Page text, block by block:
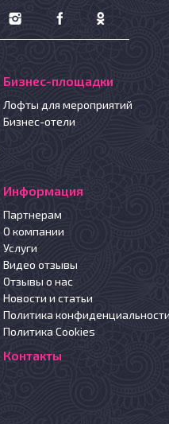
Бизнес-площадки
Лофты для мероприятий
Бизнес-отели
Информация
Партнерам
О компании
Услуги
Видео отзывы
Отзывы о нас
Новости и статьи
Политика
Политика Cookies
Контакты